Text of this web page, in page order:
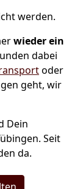
werden.
wieder ein
dabei
oder
geht, wir
Dein
Seit
da.